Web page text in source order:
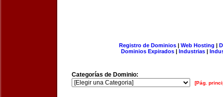
Registro de Dominios| Web Hosting |
Dominios Expirados | Industrias |
Categorías de Dominio:
[Pág.